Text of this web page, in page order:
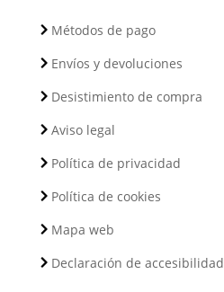
Métodos de pago
Envíos y devoluciones
Desistimiento de compra
Aviso legal
Política de privacidad
Política de cookies
Mapa web
Declaración de accesibilidad